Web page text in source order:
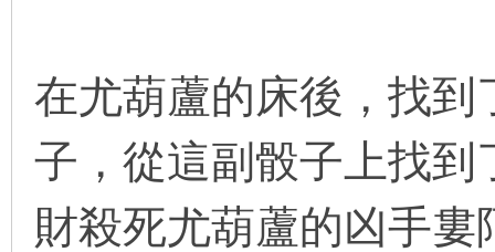
在尤葫蘆的床後，找
子，從這副骰子上找
財殺死尤葫蘆的凶手